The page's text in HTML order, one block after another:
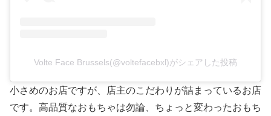
Volte Face Brussels(@voltefacebxl)がシェアした投稿
小さめのお店ですが、店主のこだわりが詰まっているお店
です。高品質なおもちゃは勿論、ちょっと変わったおもち